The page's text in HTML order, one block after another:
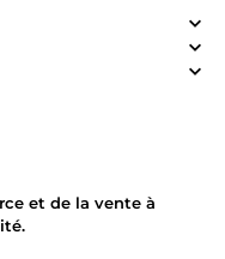
et de la vente à